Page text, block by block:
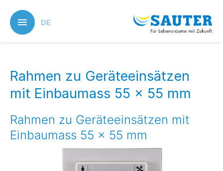
main
content
DE
Rahmen zu Geräteeinsätzen
mit Einbaumass 55 × 55 mm
Rahmen zu Geräteeinsätzen mit
Einbaumass 55 × 55 mm